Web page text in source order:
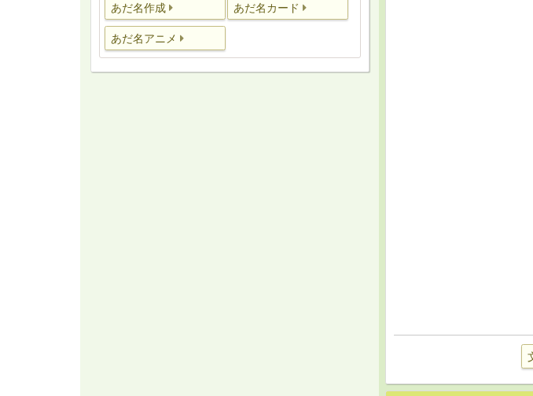
あだ名作成 あだ名カード
あだ名アニメ